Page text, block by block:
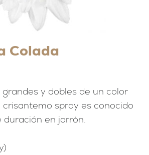
Colada
y dobles de un color
crisantemo spray es conocido
duración en jarrón.